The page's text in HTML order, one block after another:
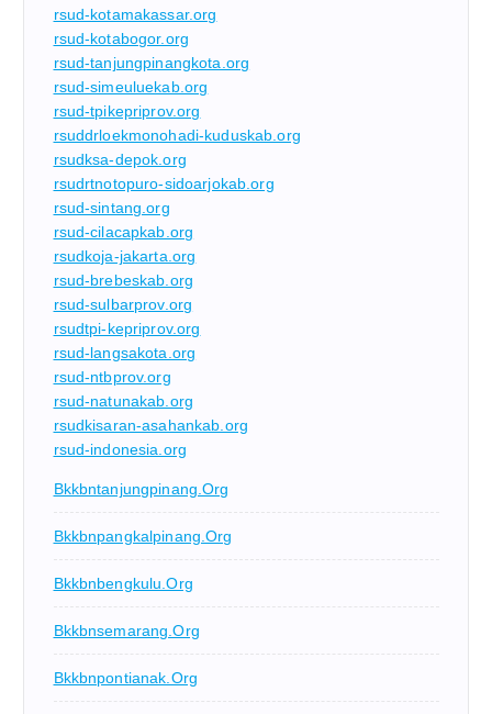
rsud-kotamakassar.org
rsud-kotabogor.org
rsud-tanjungpinangkota.org
rsud-simeuluekab.org
rsud-tpikepriprov.org
rsuddrloekmonohadi-kuduskab.org
rsudksa-depok.org
rsudrtnotopuro-sidoarjokab.org
rsud-sintang.org
rsud-cilacapkab.org
rsudkoja-jakarta.org
rsud-brebeskab.org
rsud-sulbarprov.org
rsudtpi-kepriprov.org
rsud-langsakota.org
rsud-ntbprov.org
rsud-natunakab.org
rsudkisaran-asahankab.org
rsud-indonesia.org
Bkkbntanjungpinang.org
Bkkbnpangkalpinang.org
Bkkbnbengkulu.org
Bkkbnsemarang.org
Bkkbnpontianak.org